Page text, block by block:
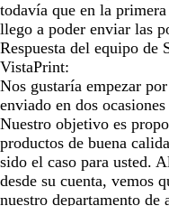
todavía que en la
llego a poder enviar las
Respuesta del equipo
VistaPrint:
Nos gustaría empezar
enviado en dos
Nuestro objetivo es
productos de buena
sido el caso para usted.
desde su cuenta, vemos
nuestro departamento